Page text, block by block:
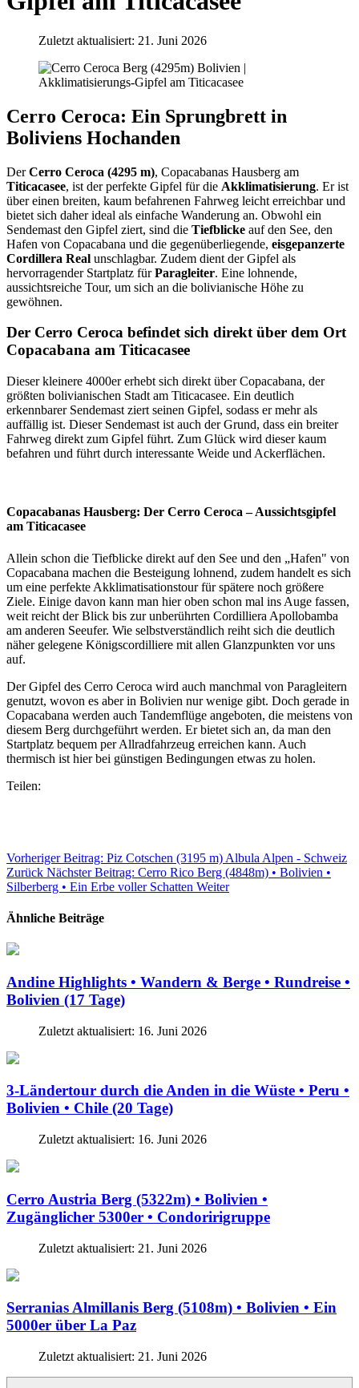
Zuletzt aktualisiert: 21. Juni 2026
Cerro Ceroca: Ein Sprungbrett in
Boliviens Hochanden
DerCerro Ceroca (4295 m), Copacabanas Hausberg am
Titicacasee, ist der perfekte Gipfel für die Akklimatisierung. Er ist
über einen breiten, kaum befahrenen Fahrweg leicht erreichbar und
bietet sich daher ideal als einfache Wanderung an. Obwohl ein
Sendemast den Gipfel ziert, sind die Tiefblicke auf den See, den
Hafen von Copacabana und die gegenüberliegende, eisgepanzerte
Cordillera Real unschlagbar. Zudem dient der Gipfel als
hervorragender Startplatz fürParagleiter. Eine lohnende,
aussichtsreiche Tour, um sich an die bolivianische Höhe zu
gewöhnen.
Der Cerro Ceroca befindet sich direkt über dem Ort
Copacabana am Titicacasee
Dieser kleinere 4000er erhebt sich direkt über Copacabana, der
größten bolivianischen Stadt am Titicacasee. Ein deutlich
erkennbarer Sendemast ziert seinen Gipfel, sodass er mehr als
auffällig ist. Dieser Sendemast ist auch der Grund, dass ein breiter
Fahrweg direkt zum Gipfel führt. Zum Glück wird dieser kaum
befahren und führt durch interessante Weide und Ackerflächen.
Copacabanas Hausberg: Der Cerro Ceroca – Aussichtsgipfel
am Titicacasee
Allein schon die Tiefblicke direkt auf den See und den „Hafen" von
Copacabana machen die Besteigung lohnend, zudem handelt es sich
um eine perfekte Akklimatisationstour für spätere noch größere
Ziele. Einige davon kann man hier oben schon mal ins Auge fassen,
weit reicht der Blick bis zur unberührten Cordilliera Apollobamba
am anderen Seeufer. Wie selbstverständlich reiht sich die deutlich
näher gelegene Königscordilliere mit allen Glanzpunkten vor uns
auf.
Der Gipfel des Cerro Ceroca wird auch manchmal von Paragleitern
genutzt, wovon es aber in Bolivien nur wenige gibt. Doch gerade in
Copacabana werden auch Tandemflüge angeboten, die meistens von
diesem Berg durchgeführt werden. Er bietet sich an, da man den
Startplatz bequem per Allradfahrzeug erreichen kann. Auch
thermisch ist hier bei günstigen Bedingungen etwas zu holen.
Teilen:
Vorheriger Beitrag: Piz Cotschen (3195 m) Albula Alpen - Schweiz
Zurück Nächster Beitrag: Cerro Rico Berg (4848m) • Bolivien •
Silberberg • Ein Erbe voller Schatten Weiter
Ähnliche Beiträge
Andine Highlights • Wandern & Berge • Rundreise •
Bolivien (17 Tage)
Zuletzt aktualisiert: 16. Juni 2026
3-Ländertour durch die Anden in die Wüste • Peru •
Bolivien • Chile (20 Tage)
Zuletzt aktualisiert: 16. Juni 2026
Cerro Austria Berg (5322m) • Bolivien •
Zugänglicher 5300er • Condoririgruppe
Zuletzt aktualisiert: 21. Juni 2026
Serranias Almillanis Berg (5108m) • Bolivien • Ein
5000er über La Paz
Zuletzt aktualisiert: 21. Juni 2026